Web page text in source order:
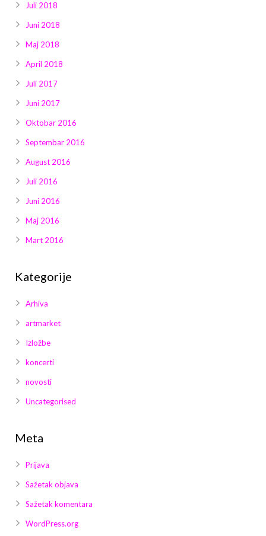
Juli 2018
Juni 2018
Maj 2018
April 2018
Juli 2017
Juni 2017
Oktobar 2016
Septembar 2016
August 2016
Juli 2016
Juni 2016
Maj 2016
Mart 2016
Kategorije
Arhiva
artmarket
Izložbe
koncerti
novosti
Uncategorised
Meta
Prijava
Sažetak objava
Sažetak komentara
WordPress.org